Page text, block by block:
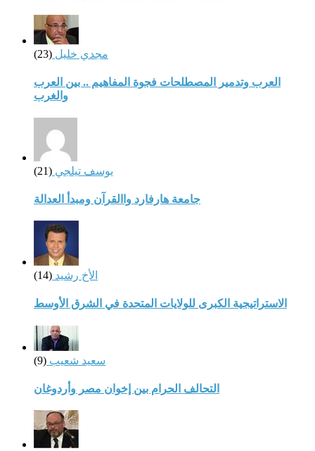
مجدي خليل (23)
العرب وتدمير المصطلحات فجوة المفاهيم .. بين العرب
والغرب
يوسف تيلجي (21)
جامعة هارفارد واالقرآن ومبدأ العدالة
الأخ رشيد (14)
الاستراتيجية الكبرى للولايات المتحدة في الشرق الأوسط
سعيد شعيب (9)
التحالف الحرام بين إخوان مصر وأردوغان